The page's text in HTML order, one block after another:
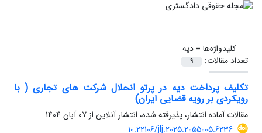
کلیدواژه‌ها =دیه
تعداد مقالات:
9
تکلیف پرداخت دیه در پرتو انحلال شرکت های تجاری ( با
رویکردی بر رویه قضایی ایران)
مقالات آماده انتشار، پذیرفته شده، انتشار آنلاین از 07 آبان 1404
10.22106/jlj.2025.2055005.6236